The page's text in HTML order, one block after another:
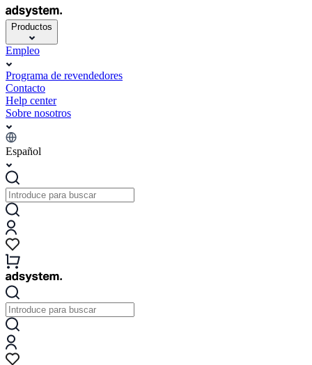
Productos
Empleo
Programa de revendedores
Contacto
Help center
Sobre nosotros
Español